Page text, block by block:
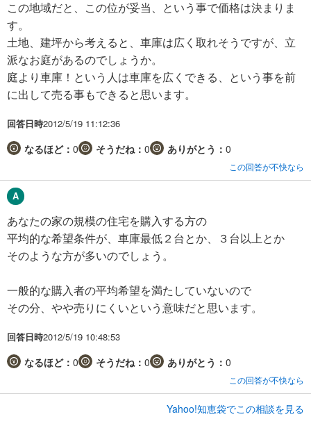
この地域だと、この位が妥当、という事で価格は決まりま
す。
土地、建坪から考えると、車庫は広く取れそうですが、立
派なお庭があるのでしょうか。
庭より車庫！という人は車庫を広くできる、という事を前
に出して売る事もできると思います。
回答日時2012/5/19 11:12:36
なるほど： 0 そうだね： 0 ありがとう： 0
この回答が不快なら
あなたの家の規模の住宅を購入する方の
平均的な希望条件が、車庫最低２台とか、３台以上とか
そのような方が多いのでしょう。
一般的な購入者の平均希望を満たしていないので
その分、やや売りにくいという意味だと思います。
回答日時2012/5/19 10:48:53
なるほど： 0 そうだね： 0 ありがとう： 0
この回答が不快なら
Yahoo!知恵袋でこの相談を見る